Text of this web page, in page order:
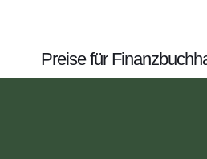
Preise für